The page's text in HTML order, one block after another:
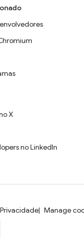
X
no LinkedIn
Privacidade Manage